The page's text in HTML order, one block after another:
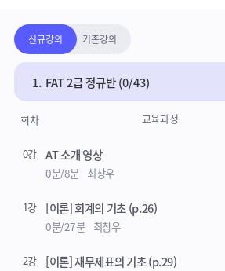
강의안내
· 정규반: 기본서를 토대로한 이론+실무 강의
· 기출문제풀이반: 기출문제 문항해설과 실전연습
· FAT실기 핵심50선: AT 실기에 취약한 학습자
시험 주요 출제 유형 풀이(학습자료 제공)
23.08월 비대면 시험 변경내용을 반영하였습니
정규반은 와우패스에서 출간한 FAT2급 기본
강의보기목록
신규강의 기존강의
1. FAT 2급 정규반 (0/43)
회차 교육과정
0강 AT 소개 영상
0분/8분 최창우
1강 [이론] 회계의 기초 (p.26)
0분/27분 최창우
2강 [이론] 재무제표의 기초 (p.29)